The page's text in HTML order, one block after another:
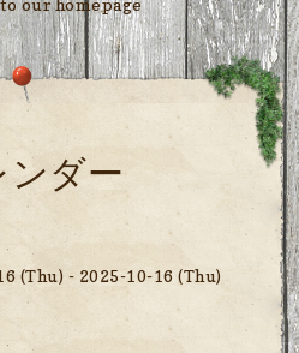
our homepage
ダー
(Thu) - 2025-10-16 (Thu)